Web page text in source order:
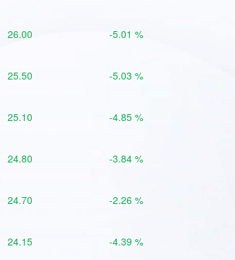
26.00 -5.01 %
25.50 -5.03 %
25.10 -4.85 %
24.80 -3.84 %
24.70 -2.26 %
24.15 -4.39 %